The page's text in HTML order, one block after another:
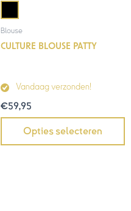
Blouse
CULTURE BLOUSE PATTY
Vandaag verzonden!
€59,95
Opties selecteren